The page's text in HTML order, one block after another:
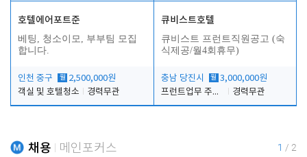
호텔에어포트준
베팅, 청소이모, 부부팀 모집
합니다.
인천 중구 월 2,500,000원
객실 및 호텔청소
경력무관
큐비스트호텔
큐비스트 프런트직원공고 (숙
식제공/월4회휴무)
충남 당진시 월 3,000,000원
프런트업무 주간, 야간
경력무관
채용 메인포커스 1 / 2